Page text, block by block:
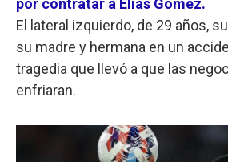
por contratar a Elías Gómez.
El lateral izquierdo, de 29 años,
su madre y hermana en un
tragedia que llevó a que las
enfriaran.